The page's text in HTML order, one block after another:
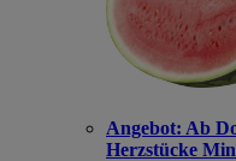
Angebot: Ab
Herzstücke